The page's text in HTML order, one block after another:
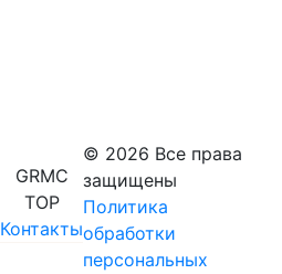
GRMC
TOP
Контакты
© 2026 Все права
защищены
Политика
обработки
персональных